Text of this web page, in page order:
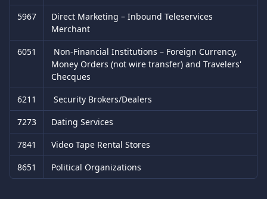
5967
Direct Marketing – Inbound Teleservices
Merchant
6051
Money Orders (not wire transfer) and Travelers'
Checques
6211
Security Brokers/Dealers
7273
Dating Services
7841
Video Tape Rental Stores
8651
Political Organizations